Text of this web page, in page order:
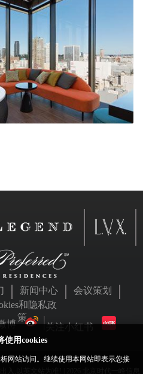
使用cookies
网站访问。继续使用本网站即表示您接
新闻中心
会议策划
和隐私政
策
博 关注小红书
入,以英文站为准! | 2026 北京时代一峰信息